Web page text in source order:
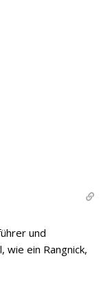
und
wie ein Rangnick,